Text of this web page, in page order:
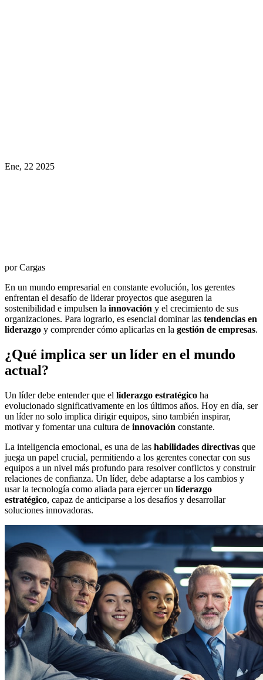
Ene, 22 2025
por Cargas
En un mundo empresarial en constante evolución, los gerentes
enfrentan el desafío de liderar proyectos que aseguren la
sostenibilidad e impulsen la innovación y el crecimiento de sus
organizaciones. Para lograrlo, es esencial dominar las tendencias en
liderazgo y comprender cómo aplicarlas en la gestión de empresas.
¿Qué implica ser un líder en el mundo
actual?
Un líder debe entender que el liderazgo estratégico ha
evolucionado significativamente en los últimos años. Hoy en día, ser
un líder no solo implica dirigir equipos, sino también inspirar,
motivar y fomentar una cultura de innovación constante.
La inteligencia emocional, es una de las habilidades directivas que
juega un papel crucial, permitiendo a los gerentes conectar con sus
equipos a un nivel más profundo para resolver conflictos y construir
relaciones de confianza. Un líder, debe adaptarse a los cambios y
usar la tecnología como aliada para ejercer un liderazgo
estratégico, capaz de anticiparse a los desafíos y desarrollar
soluciones innovadoras.